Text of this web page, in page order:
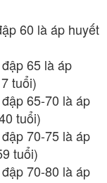
60 là áp huyết
65 là áp
tuổi)
65-70 là áp
tuổi)
70-75 là áp
tuổi)
70-80 là áp